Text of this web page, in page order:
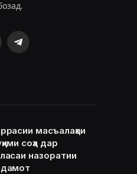
Telegram
масъалаҳои
соҳа дар
назоратии